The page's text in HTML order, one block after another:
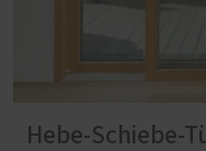
Hebe-Schiebe-